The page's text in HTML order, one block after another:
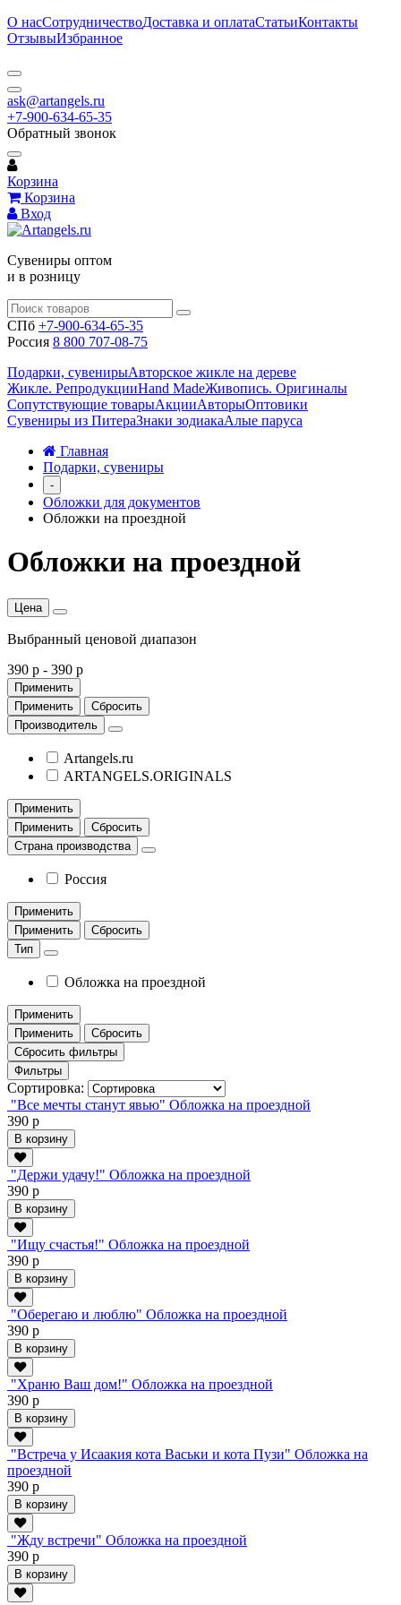
О насСотрудничествоДоставка и оплатаСтатьиКонтакты
ОтзывыИзбранное
ask@artangels.ru
+7-900-634-65-35
Обратный звонок
Корзина
Корзина
Вход
Сувениры оптом
и в розницу
СПб +7-900-634-65-35
Россия 8 800 707-08-75
Подарки, сувенирыАвторское жикле на дереве
Жикле. РепродукцииHand MadeЖивопись. Оригиналы
Сопутствующие товарыАкцииАвторыОптовики
Сувениры из ПитераЗнаки зодиакаАлые паруса
Главная
Подарки, сувениры
-
Обложки для документов
Обложки на проездной
Обложки на проездной
Цена
Выбранный ценовой диапазон
390 р - 390 р
Применить
Применить
Сбросить
Производитель
Artangels.ru
ARTANGELS.ORIGINALS
Применить
Применить
Сбросить
Страна производства
Россия
Применить
Применить
Сбросить
Тип
Обложка на проездной
Применить
Применить
Сбросить
Сбросить фильтры
Фильтры
Сортировка:
"Все мечты станут явью" Обложка на проездной
390 р
В корзину
"Держи удачу!" Обложка на проездной
390 р
В корзину
"Ищу счастья!" Обложка на проездной
390 р
В корзину
"Оберегаю и люблю" Обложка на проездной
390 р
В корзину
"Храню Ваш дом!" Обложка на проездной
390 р
В корзину
"Встреча у Исаакия кота Васьки и кота Пузи" Обложка на
проездной
390 р
В корзину
"Жду встречи" Обложка на проездной
390 р
В корзину